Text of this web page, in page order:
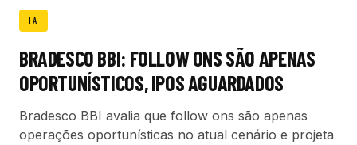
IA
BRADESCO BBI: FOLLOW ONS SÃO APENAS
OPORTUNÍSTICOS, IPOS AGUARDADOS
Bradesco BBI avalia que follow ons são apenas
operações oportunísticas no atual cenário e projeta